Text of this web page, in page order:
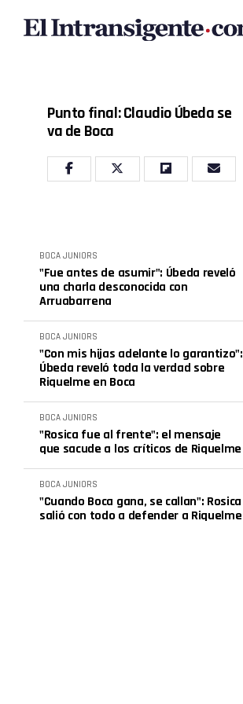
Punto final: Claudio Úbeda se
va de Boca
BOCA JUNIORS
"Fue antes de asumir": Úbeda reveló
una charla desconocida con
Arruabarrena
BOCA JUNIORS
"Con mis hijas adelante lo garantizo":
Úbeda reveló toda la verdad sobre
Riquelme en Boca
BOCA JUNIORS
"Rosica fue al frente": el mensaje
que sacude a los críticos de Riquelme
BOCA JUNIORS
"Cuando Boca gana, se callan": Rosica
salió con todo a defender a Riquelme